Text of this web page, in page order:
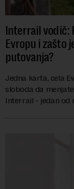
Interrail vodič:
Evropu i zašto
putovanja?
Jedna karta, cela
sloboda da
Interrail - jedan od